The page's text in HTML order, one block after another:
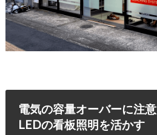
電気の容量オーバーに注意
LEDの看板照明を活かす